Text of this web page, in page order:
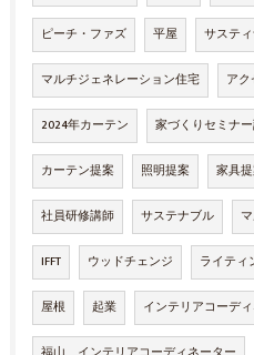
ピーチ・ファズ 平屋 サステ
マルチジェネレーション住宅 ア
2024年カーテン 家づくりセミナ
カーテン提案 照明提案 家具
社員研修講師 サステナブル
IFFT ウッドチェンジ ライティ
屋根 起業 インテリアコーデ